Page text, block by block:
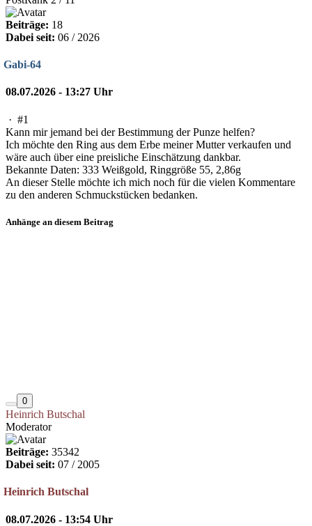
Beiträge: 18
Dabei seit: 06 / 2026
Gabi-64
08.07.2026 - 13:27 Uhr
· #1
Kann mir jemand bei der Bestimmung der Punze helfen?
Ich möchte den Ring aus dem Erbe meiner Mutter verkaufen und
wäre auch über eine preisliche Einschätzung dankbar.
Bekannte Daten: 333 Weißgold, Ringgröße 55, 2,86g
An dieser Stelle möchte ich mich noch für die vielen Kommentare
zu den anderen Schmuckstücken bedanken.
Anhänge an diesem Beitrag
0
Heinrich Butschal
Moderator
Beiträge: 35342
Dabei seit: 07 / 2005
Heinrich Butschal
08.07.2026 - 13:54 Uhr